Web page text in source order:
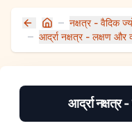
Home
नक्षत्र - वैदिक
आर्द्रा नक्षत्र - लक्षण और
आर्द्रा नक्षत्र